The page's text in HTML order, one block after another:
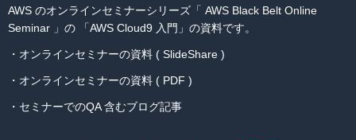
AWS のオンラインセミナーシリーズ「 AWS Black Belt Online
Seminar 」の 「AWS Cloud9 入門」の資料です。
・ オンラインセミナーの資料 ( SlideShare )
・ オンラインセミナーの資料 ( PDF )
・ セミナーでのQA 含むブログ記事